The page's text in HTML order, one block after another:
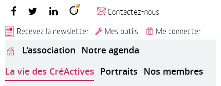
Contactez-nous
Recevez la newsletter
Mes outils Me connecter
L’association Notre agenda
La vie des CréActives Portraits Nos membres